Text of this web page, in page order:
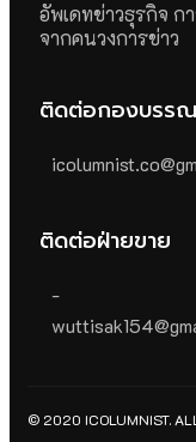
อัพเดทข่าวธุรกิจ ก
จากคนวงการข่าว
ติดต่อกองบรรณ
ติดต่อฝ่ายขาย
-
© 2020 ICOLUMNIST.